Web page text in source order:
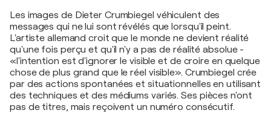
Les images de Dieter Crumbiegel véhiculent des
messages qui ne lui sont révélés que lorsqu'il peint.
L'artiste allemand croit que le monde ne devient réalité
qu'une fois perçu et qu'il n'y a pas de réalité absolue -
«l'intention est d'ignorer le visible et de croire en quelque
chose de plus grand que le réel visible». Crumbiegel crée
par des actions spontanées et situationnelles en utilisant
des techniques et des médiums variés. Ses pièces n'ont
pas de titres, mais reçoivent un numéro consécutif.